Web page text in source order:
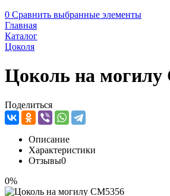
0 Сравнить выбранные элементы
Главная
Каталог
Цоколя
Цоколь на могилу
Поделиться
Описание
Характеристики
Отзывы0
0%